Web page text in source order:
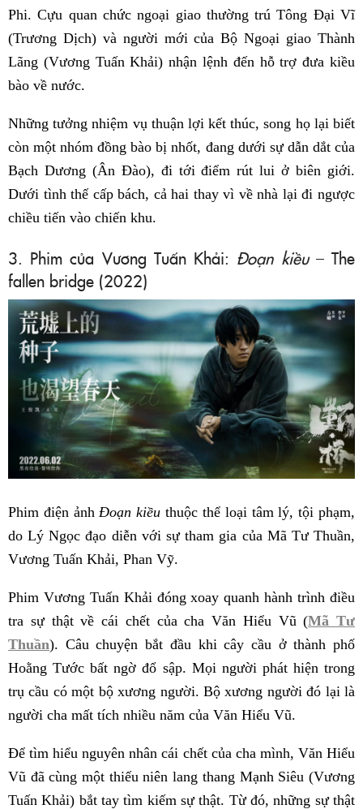
Phi. Cựu quan chức ngoại giao thường trú Tông Đại Vĩ
(Trương Dịch) và người mới của Bộ Ngoại giao Thành
Lãng (Vương Tuấn Khải) nhận lệnh đến hỗ trợ đưa kiều
bào về nước.
Những tưởng nhiệm vụ thuận lợi kết thúc, song họ lại biết
còn một nhóm đồng bào bị nhốt, đang dưới sự dẫn dắt của
Bạch Dương (Ân Đào), đi tới điểm rút lui ở biên giới.
Dưới tình thế cấp bách, cả hai thay vì về nhà lại đi ngược
chiều tiến vào chiến khu.
3. Phim của Vương Tuấn Khải: Đoạn kiều– The
fallen bridge (2022)
Phim điện ảnhĐoạn kiều thuộc thể loại tâm lý, tội phạm,
do Lý Ngọc đạo diễn với sự tham gia của Mã Tư Thuần,
Vương Tuấn Khải, Phan Vỹ.
Phim Vương Tuấn Khải đóng xoay quanh hành trình điều
tra sự thật về cái chết của cha Văn Hiểu Vũ (Mã Tư
Thuần). Câu chuyện bắt đầu khi cây cầu ở thành phố
Hoằng Tước bất ngờ đổ sập. Mọi người phát hiện trong
trụ cầu có một bộ xương người. Bộ xương người đó lại là
người cha mất tích nhiều năm của Văn Hiểu Vũ.
Để tìm hiểu nguyên nhân cái chết của cha mình, Văn Hiểu
Vũ đã cùng một thiếu niên lang thang Mạnh Siêu (Vương
Tuấn Khải) bắt tay tìm kiếm sự thật. Từ đó, những sự thật